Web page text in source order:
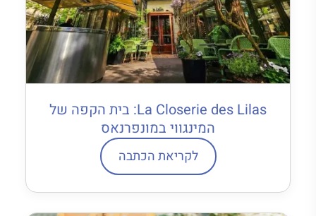
La Closerie des Lilas: בית הקפה של
המינגווי במונפרנאס
לקריאת הכתבה